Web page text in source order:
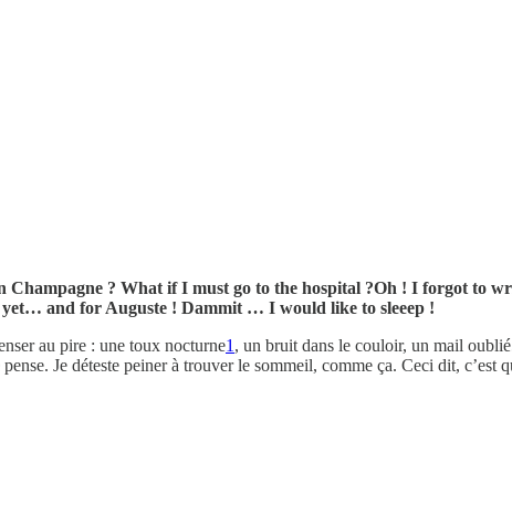
? What if I must go to the hospital ?Oh ! I forgot to
yet… and for Auguste ! Dammit … I would like to sleeep !
au pire : une toux nocturne1 , un bruit dans le couloir, un mail
Je déteste peiner à trouver le sommeil, comme ça. Ceci dit, c’est